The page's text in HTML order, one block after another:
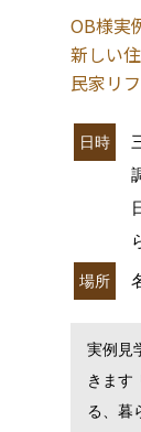
OB様実
新しい
民家リ
日時
場所
実例見
きます
る、暮